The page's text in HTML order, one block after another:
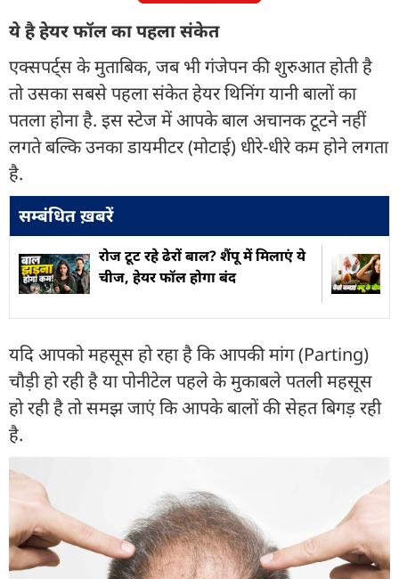
ये है हेयर फॉल का पहला संकेत
एक्सपर्ट्स के मुताबिक, जब भी गंजेपन की शुरुआत होती है
तो उसका सबसे पहला संकेत हेयर थिनिंग यानी बालों का
पतला होना है. इस स्टेज में आपके बाल अचानक टूटने नहीं
लगते बल्कि उनका डायमीटर (मोटाई) धीरे-धीरे कम होने लगता
है.
सम्बंधित ख़बरें
रोज टूट रहे ढेरों बाल? शैंपू में मिलाएं ये
चीज, हेयर फॉल होगा बंद
यदि आपको महसूस हो रहा है कि आपकी मांग (Parting)
चौड़ी हो रही है या पोनीटेल पहले के मुकाबले पतली महसूस
हो रही है तो समझ जाएं कि आपके बालों की सेहत बिगड़ रही
है.